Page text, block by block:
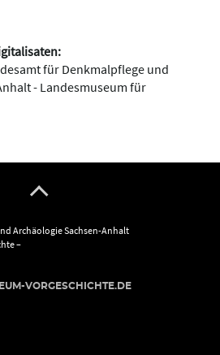
für Denkmalpflege und
- Landesmuseum für
Archäologie Sachsen-Anhalt
–
VORGESCHICHTE.DE